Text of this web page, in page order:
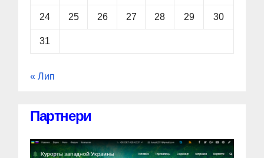
24 25 26 27 28 29 30
31
« Лип
Партнери